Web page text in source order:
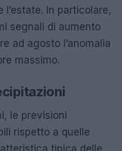
In particolare,
segnali di aumento
ad agosto l’anomalia
massimo.
le previsioni
rispetto a quelle
tipica delle